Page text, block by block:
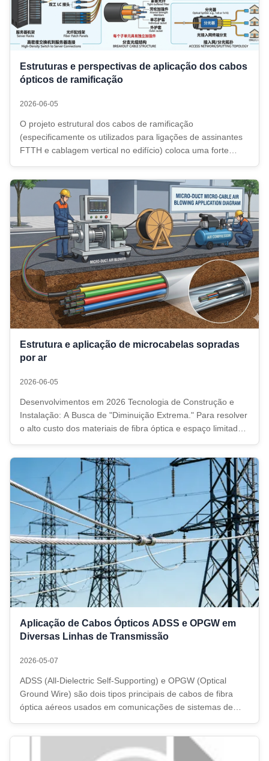
Estruturas e perspectivas de aplicação dos cabos
ópticos de ramificação
2026-06-05
O projeto estrutural dos cabos de ramificação
(especificamente os utilizados para ligações de assinantes
FTTH e cablagem vertical no edifício) coloca uma forte
da "Sociedade Gigabit"...
Estrutura e aplicação de microcabelas sopradas
por ar
2026-06-05
Desenvolvimentos em 2026 Tecnologia de Construção e
Instalação: A Busca de "Diminuição Extrema." Para resolver
o alto custo dos materiais de fibra óptica e espaço limitado
tecnologias de instalação de cabos de fibra óptica em 2026
priorizam cada ...
Aplicação de Cabos Ópticos ADSS e OPGW em
Diversas Linhas de Transmissão
2026-05-07
ADSS (All-Dielectric Self-Supporting) e OPGW (Optical
Ground Wire) são dois tipos principais de cabos de fibra
óptica aéreos usados em comunicações de sistemas de